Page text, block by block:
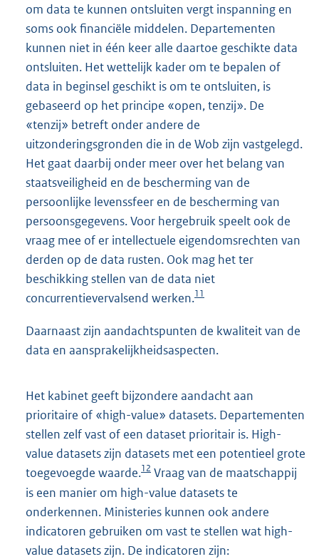
om data te kunnen ontsluiten vergt inspanning en
soms ook financiële middelen. Departementen
kunnen niet in één keer alle daartoe geschikte data
ontsluiten. Het wettelijk kader om te bepalen of
data in beginsel geschikt is om te ontsluiten, is
gebaseerd op het principe «open, tenzij». De
«tenzij» betreft onder andere de
uitzonderingsgronden die in de Wob zijn vastgelegd.
Het gaat daarbij onder meer over het belang van
staatsveiligheid en de bescherming van de
persoonlijke levenssfeer en de bescherming van
persoonsgegevens. Voor hergebruik speelt ook de
vraag mee of er intellectuele eigendomsrechten van
derden op de data rusten. Ook mag het ter
beschikking stellen van de data niet
concurrentievervalsend werken.11
Daarnaast zijn aandachtspunten de kwaliteit van de
data en aansprakelijkheidsaspecten.
Het kabinet geeft bijzondere aandacht aan
prioritaire of «high-value» datasets. Departementen
stellen zelf vast of een dataset prioritair is. High-
value datasets zijn datasets met een potentieel grote
toegevoegde waarde.12 Vraag van de maatschappij
is een manier om high-value datasets te
onderkennen. Ministeries kunnen ook andere
indicatoren gebruiken om vast te stellen wat high-
value datasets zijn. De indicatoren zijn: